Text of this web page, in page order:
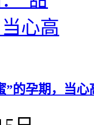
”的孕期，当心